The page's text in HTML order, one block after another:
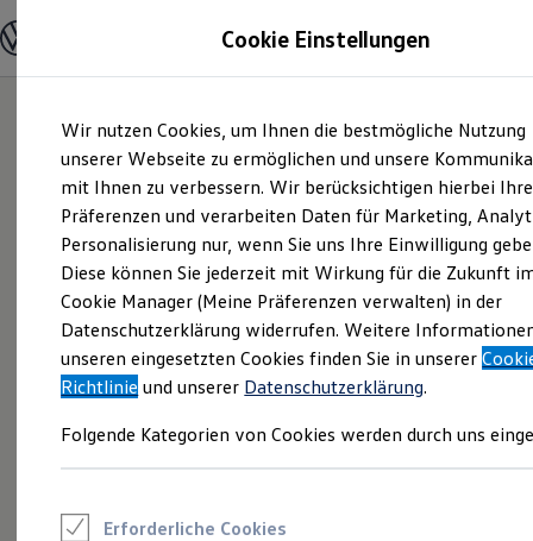
Hauptinhalt
springen
Footer
springen
Modelle und Konfigurator
Modelle vergleichen
Elektroautos
ENERGY Sondermodelle
Nutzfahrzeuge
SUV und CUV
Familienautos
Kombis
Kompaktwagen
Sportwagen
Schnell verfügbare Fahrzeuge
Angebote und Produkte
Aktuelle Angebote
E-Auto-Förderung
Volkswagen Marktplatz
Junge Gebrauchtwagen und Gebrauchtwagen
Saisonangebote
Cookie Einstellungen
Wir nutzen Cookies, um Ihnen die bestmögliche Nutzung
unserer Webseite zu ermöglichen und unsere
mit Ihnen zu verbessern. Wir berücksichtigen hierbei Ihre
Präferenzen und verarbeiten Daten für Marketing,
Personalisierung nur, wenn Sie uns Ihre Einwilligung
Diese können Sie jederzeit mit Wirkung für die Zukunft
Cookie Manager (Meine Präferenzen verwalten) in der
Datenschutzerklärung widerrufen. Weitere
unseren eingesetzten Cookies finden Sie in unserer
Richtlinie und unserer Datenschutzerklärung.
Folgende Kategorien von Cookies werden durch uns
Erforderliche Cookies